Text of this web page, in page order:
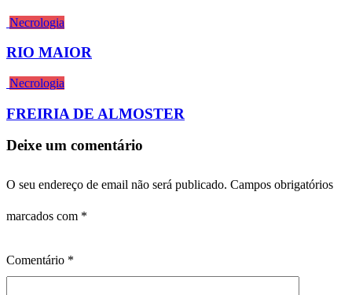
Necrologia
RIO MAIOR
Necrologia
FREIRIA DE ALMOSTER
Deixe um comentário
O seu endereço de email não será publicado. Campos obrigatórios
marcados com *
Comentário *